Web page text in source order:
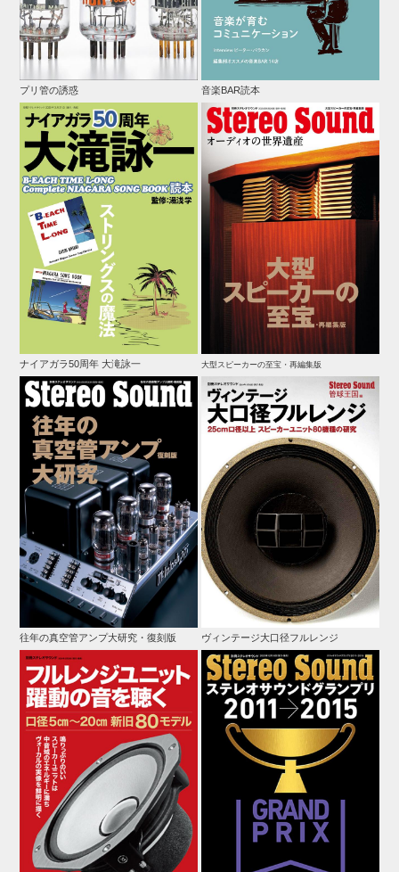
プリ管の誘惑 音楽BAR読本
ナイアガラ50周年 大滝詠一 大型スピーカーの至宝・再編集版
往年の真空管アンプ大研究・復刻版 ヴィンテージ大口径フルレンジ